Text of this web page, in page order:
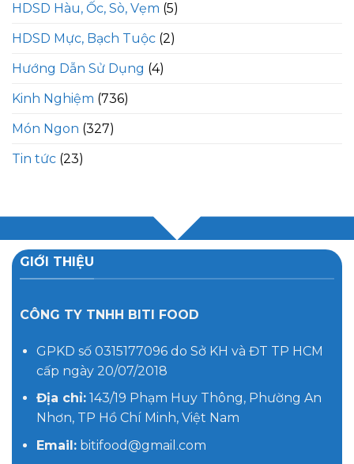
HDSD Hàu, Ốc, Sò, Vẹm (5)
HDSD Mực, Bạch Tuộc (2)
Hướng Dẫn Sử Dụng (4)
Kinh Nghiệm (736)
Món Ngon (327)
Tin tức (23)
GIỚI THIỆU
CÔNG TY TNHH BITI FOOD
GPKD số 0315177096 do Sở KH và ĐT TP HCM
cấp ngày 20/07/2018
Địa chỉ:143/19 Phạm Huy Thông, Phường An
Nhơn, TP Hồ Chí Minh, Việt Nam
Email:bitifood@gmail.com